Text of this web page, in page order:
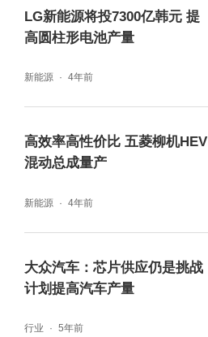
LG新能源将投7300亿韩元 提
高圆柱形电池产量
新能源 4年前
高效率高性价比 五菱柳机HEV
混动总成量产
新能源 4年前
大众汽车：芯片供应仍是挑战
计划提高汽车产量
行业 5年前